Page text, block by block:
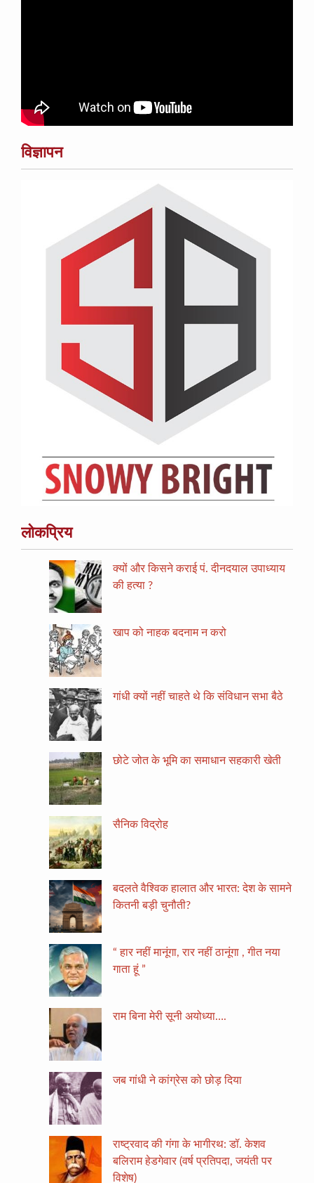
विज्ञापन
लोकप्रिय
क्यों और किसने कराई पं. दीनदयाल उपाध्याय
की हत्या ?
खाप को नाहक बदनाम न करो
गांधी क्यों नहीं चाहते थे कि संविधान सभा बैठे
छोटे जोत के भूमि का समाधान सहकारी खेती
सैनिक विद्रोह
बदलते वैश्विक हालात और भारत: देश के सामने
कितनी बड़ी चुनौती?
“ हार नहीं मानूंगा, रार नहीं ठानूंगा , गीत नया
गाता हूं ”
राम बिना मेरी सूनी अयोध्या….
जब गांधी ने कांग्रेस को छोड़ दिया
राष्ट्रवाद की गंगा के भागीरथ: डॉ. केशव
बलिराम हेडगेवार (वर्ष प्रतिपदा, जयंती पर
विशेष)